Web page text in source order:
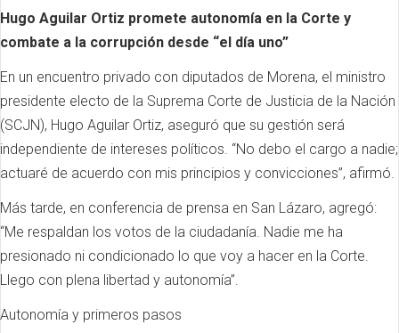
Hugo Aguilar Ortiz promete autonomía en la Corte y
combate a la corrupción desde “el día uno”
En un encuentro privado con diputados de Morena, el ministro
presidente electo de la Suprema Corte de Justicia de la Nación
(SCJN), Hugo Aguilar Ortiz, aseguró que su gestión será
independiente de intereses políticos. “No debo el cargo a nadie;
actuaré de acuerdo con mis principios y convicciones”, afirmó.
Más tarde, en conferencia de prensa en San Lázaro, agregó:
“Me respaldan los votos de la ciudadanía. Nadie me ha
presionado ni condicionado lo que voy a hacer en la Corte.
Llego con plena libertad y autonomía”.
Autonomía y primeros pasos